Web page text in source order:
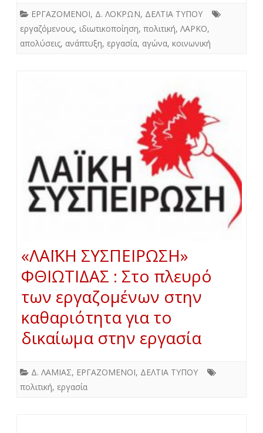
ΕΡΓΑΖΟΜΕΝΟΙ, Δ. ΛΟΚΡΩΝ, ΔΕΛΤΙΑ ΤΥΠΟΥ
εργαζόμενους, ιδιωτικοποίηση, πολιτική, ΛΑΡΚΟ,
απολύσεις, ανάπτυξη, εργασία, αγώνα, κοινωνική
«ΛΑΪΚΗ ΣΥΣΠΕΙΡΩΣΗ»
ΦΘΙΩΤΙΔΑΣ : Στο πλευρό
των εργαζομένων στην
καθαριότητα για το
δικαίωμα στην εργασία
Δ. ΛΑΜΙΑΣ, ΕΡΓΑΖΟΜΕΝΟΙ, ΔΕΛΤΙΑ ΤΥΠΟΥ
πολιτική, εργασία